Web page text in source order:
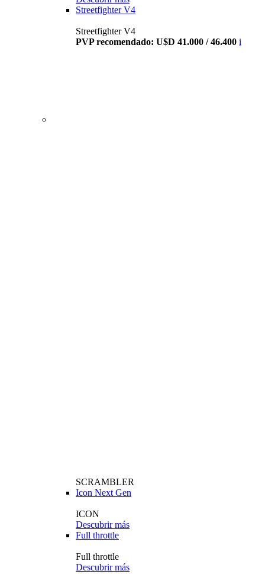
Streetfighter V4
Streetfighter V4
PVP recomendado: U$D 41.000 / 46.400 i
SCRAMBLER
Icon Next Gen
ICON
Descubrir más
Full throttle
Full throttle
Descubrir más